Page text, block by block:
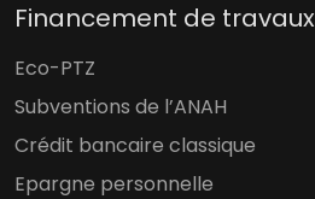
Financement de travaux
Eco-PTZ
Subventions de l’ANAH
Crédit bancaire classique
Epargne personnelle